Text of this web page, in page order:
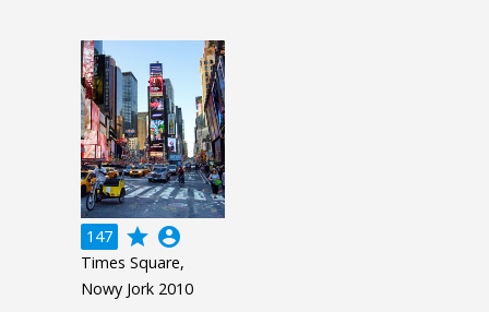
147 grade account_circle
Times Square,
Nowy Jork 2010